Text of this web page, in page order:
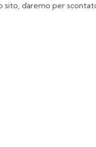
sito, daremo per